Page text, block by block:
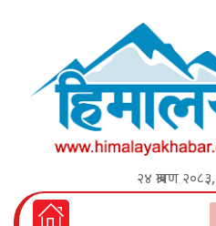
२४ श्रावण